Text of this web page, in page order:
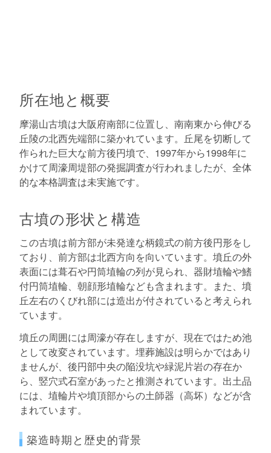
所在地と概要
摩湯山古墳は大阪府南部に位置し、南南東から伸びる
丘陵の北西先端部に築かれています。丘尾を切断して
作られた巨大な前方後円墳で、1997年から1998年に
かけて周濠周堤部の発掘調査が行われましたが、全体
的な本格調査は未実施です。
古墳の形状と構造
この古墳は前方部が未発達な柄鏡式の前方後円形をし
ており、前方部は北西方向を向いています。墳丘の外
表面には葺石や円筒埴輪の列が見られ、器財埴輪や鰭
付円筒埴輪、朝顔形埴輪なども含まれます。また、墳
丘左右のくびれ部には造出が付されていると考えられ
ています。
墳丘の周囲には周濠が存在しますが、現在ではため池
として改変されています。埋葬施設は明らかではあり
ませんが、後円部中央の陥没坑や緑泥片岩の存在か
ら、竪穴式石室があったと推測されています。出土品
には、埴輪片や墳頂部からの土師器（高坏）などが含
まれています。
築造時期と歴史的背景